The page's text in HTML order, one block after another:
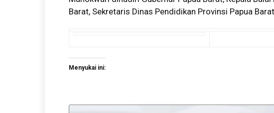
Barat, Sekretaris Dinas Pendidikan Provinsi Papua
Menyukai ini: